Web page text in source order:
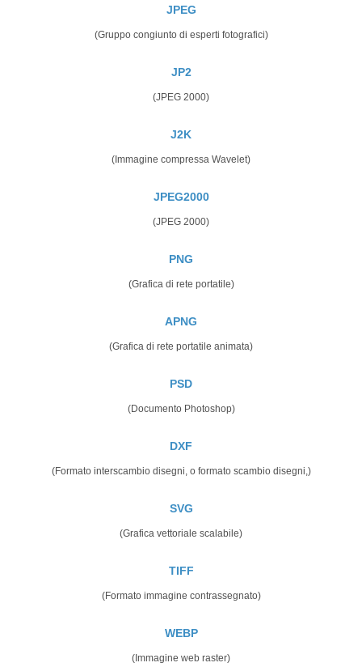
JPEG
(Gruppo congiunto di esperti fotografici)
JP2
(JPEG 2000)
J2K
(Immagine compressa Wavelet)
JPEG2000
(JPEG 2000)
PNG
(Grafica di rete portatile)
APNG
(Grafica di rete portatile animata)
PSD
(Documento Photoshop)
DXF
(Formato interscambio disegni, o formato scambio disegni,)
SVG
(Grafica vettoriale scalabile)
TIFF
(Formato immagine contrassegnato)
WEBP
(Immagine web raster)